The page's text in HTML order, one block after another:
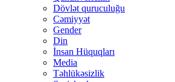
Dövlət quruculuğu
Cəmiyyət
Gender
Din
İnsan Hüquqları
Media
Təhlükəsizlik